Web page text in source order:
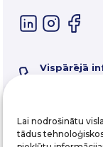
Lai nodrošinātu
tādus
Vispārējā
Servisa
E-pasts